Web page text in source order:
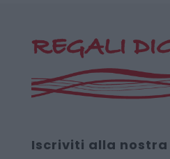
Iscriviti alla